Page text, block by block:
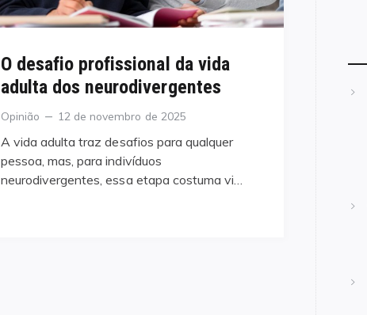
O desafio profissional da vida
adulta dos neurodivergentes
Categories
Opinião
Posted
12 de novembro de 2025
A vida adulta traz desafios para qualquer
pessoa, mas, para indivíduos
neurodivergentes, essa etapa costuma vi…